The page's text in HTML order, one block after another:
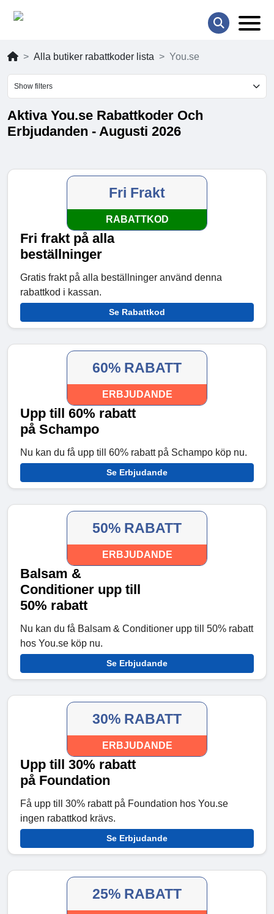
Alla butiker rabattkoder lista You.se
Show filters
Aktiva You.se Rabattkoder Och
Erbjudanden - Augusti 2026
Fri Frakt
RABATTKOD
Fri frakt på alla
beställninger
Gratis frakt på alla beställninger använd denna
rabattkod i kassan.
Se Rabattkod
60% RABATT
ERBJUDANDE
Upp till 60% rabatt
på Schampo
Nu kan du få upp till 60% rabatt på Schampo köp nu.
Se Erbjudande
50% RABATT
ERBJUDANDE
Balsam &
Conditioner upp till
50% rabatt
Nu kan du få Balsam & Conditioner upp till 50% rabatt
hos You.se köp nu.
Se Erbjudande
30% RABATT
ERBJUDANDE
Upp till 30% rabatt
på Foundation
Få upp till 30% rabatt på Foundation hos You.se
ingen rabattkod krävs.
Se Erbjudande
25% RABATT